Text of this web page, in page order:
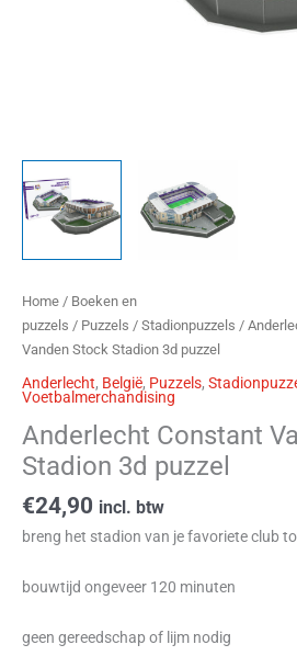
Home / Boeken en
puzzels / Puzzels / Stadionpuzzels /
Vanden Stock Stadion 3d puzzel
Anderlecht, België, Puzzels,
Voetbalmerchandising
Anderlecht Constant
Stadion 3d puzzel
€24,90 incl. btw
breng het stadion van je favoriete club
bouwtijd ongeveer 120 minuten
geen gereedschap of lijm nodig